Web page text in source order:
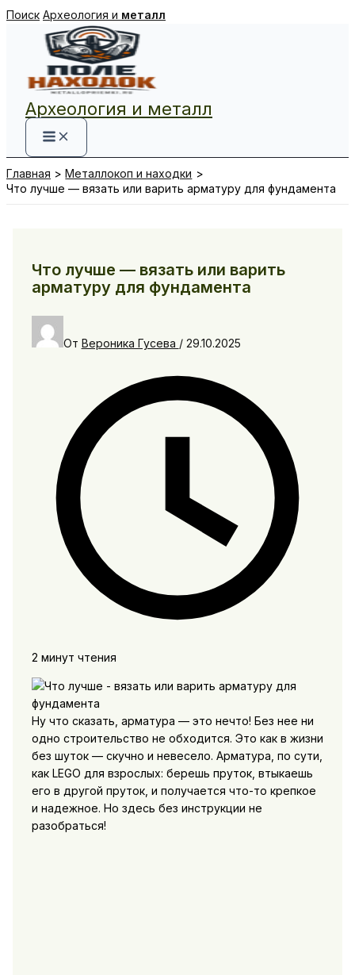
Перейти
содержимому
Поиск Археология и металл
Археология и металл
Главная
Металлокоп и находки
Что лучше — вязать или варить арматуру для фундамента
Что лучше — вязать или варить
арматуру для фундамента
От Вероника Гусева / 29.10.2025
2 минут чтения
Ну что сказать, арматура — это нечто! Без нее ни
одно строительство не обходится. Это как в жизни
без шуток — скучно и невесело. Арматура, по сути,
как LEGO для взрослых: берешь пруток, втыкаешь
его в другой пруток, и получается что-то крепкое
и надежное. Но здесь без инструкции не
разобраться!